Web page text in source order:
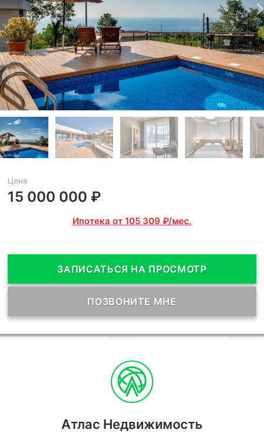
Цена
15 000 000 ₽
Ипотека от 105 309 ₽/мес.
ЗАПИСАТЬСЯ НА ПРОСМОТР
ПОЗВОНИТЕ МНЕ
Атлас Недвижимость